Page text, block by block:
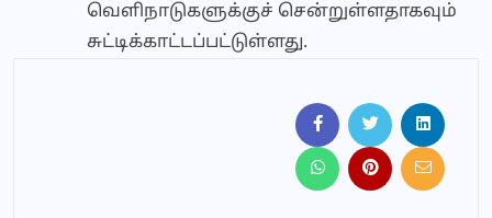
வெளிநாடுகளுக்குச் சென்றுள்ளதாகவும்
சுட்டிக்காட்டப்பட்டுள்ளது.